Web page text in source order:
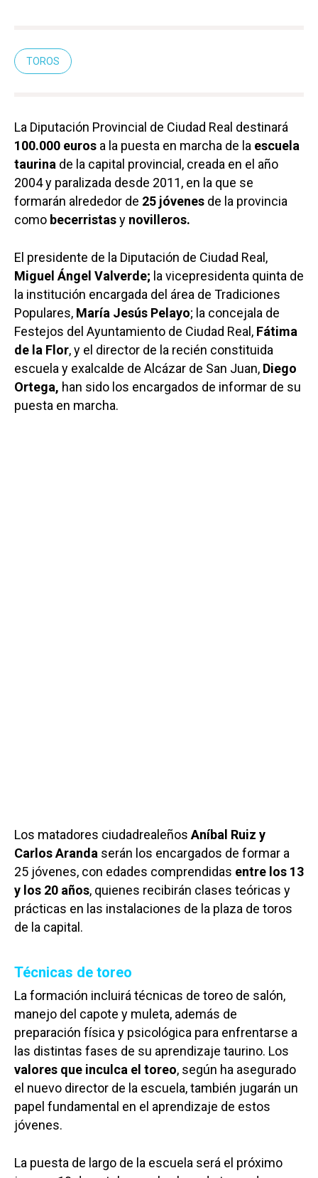
TOROS
La Diputación Provincial de Ciudad Real destinará
100.000 euros a la puesta en marcha de la escuela
taurina de la capital provincial, creada en el año
2004 y paralizada desde 2011, en la que se
formarán alrededor de 25 jóvenes de la provincia
como becerristasy novilleros.
El presidente de la Diputación de Ciudad Real,
Miguel Ángel Valverde; la vicepresidenta quinta de
la institución encargada del área de Tradiciones
Populares, María Jesús Pelayo; la concejala de
Festejos del Ayuntamiento de Ciudad Real, Fátima
de la Flor, y el director de la recién constituida
escuela y exalcalde de Alcázar de San Juan, Diego
Ortega, han sido los encargados de informar de su
puesta en marcha.
Los matadores ciudadrealeños Aníbal Ruiz y
Carlos Aranda serán los encargados de formar a
25 jóvenes, con edades comprendidas entre los 13
y los 20 años, quienes recibirán clases teóricas y
prácticas en las instalaciones de la plaza de toros
de la capital.
Técnicas de toreo
La formación incluirá técnicas de toreo de salón,
manejo del capote y muleta, además de
preparación física y psicológica para enfrentarse a
las distintas fases de su aprendizaje taurino. Los
valores que inculca el toreo, según ha asegurado
el nuevo director de la escuela, también jugarán un
papel fundamental en el aprendizaje de estos
jóvenes.
La puesta de largo de la escuela será el próximo